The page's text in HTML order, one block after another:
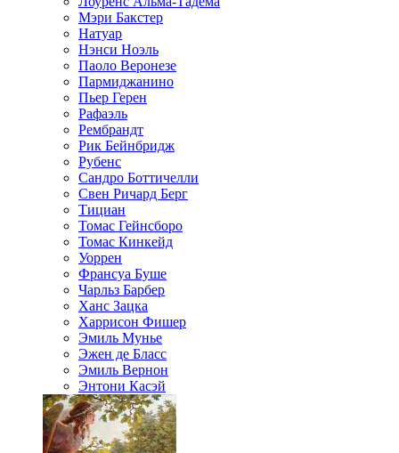
Мэри Бакстер
Натуар
Нэнси Ноэль
Паоло Веронезе
Пармиджанино
Пьер Герен
Рафаэль
Рембрандт
Рик Бейнбридж
Рубенс
Сандро Боттичелли
Свен Ричард Берг
Тициан
Томас Гейнсборо
Томас Кинкейд
Уоррен
Франсуа Буше
Чарльз Барбер
Ханс Зацка
Харрисон Фишер
Эмиль Мунье
Эжен де Бласс
Эмиль Вернон
Энтони Касэй